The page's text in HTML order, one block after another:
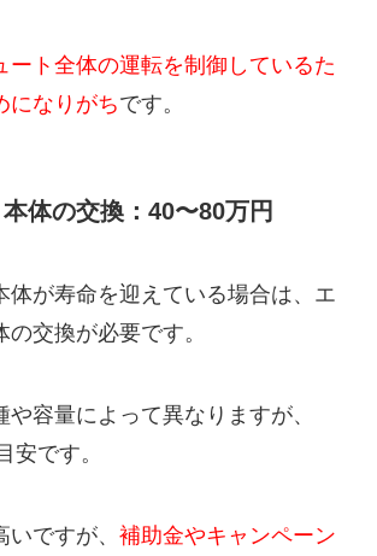
ート全体の運転を制御しているた
になりがちです。
体の交換：40〜80万円
体が寿命を迎えている場合は、エ
交換が必要です。
容量によって異なりますが、
安です。
ですが、 補助金やキャンペーン